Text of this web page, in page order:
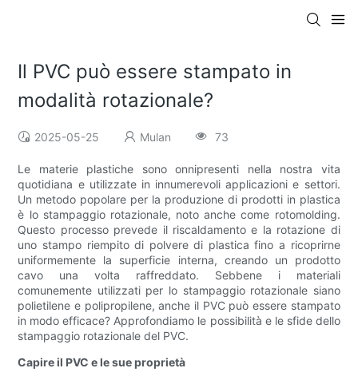
Il PVC può essere stampato in
modalità rotazionale?
2025-05-25 Mulan 73
Le materie plastiche sono onnipresenti nella nostra vita
quotidiana e utilizzate in innumerevoli applicazioni e settori.
Un metodo popolare per la produzione di prodotti in plastica
è lo stampaggio rotazionale, noto anche come rotomolding.
Questo processo prevede il riscaldamento e la rotazione di
uno stampo riempito di polvere di plastica fino a ricoprirne
uniformemente la superficie interna, creando un prodotto
cavo una volta raffreddato. Sebbene i materiali
comunemente utilizzati per lo stampaggio rotazionale siano
polietilene e polipropilene, anche il PVC può essere stampato
in modo efficace? Approfondiamo le possibilità e le sfide dello
stampaggio rotazionale del PVC.
Capire il PVC e le sue proprietà